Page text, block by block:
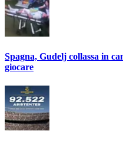
Spagna, Gudelj collassa in
giocare